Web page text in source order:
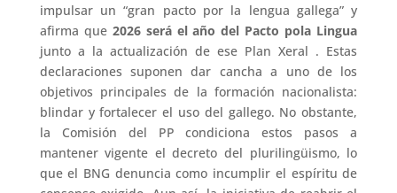
impulsar un “gran pacto por la lengua gallega” y
afirma que 2026 será el año del Pacto pola Lingua
junto a la actualización de ese Plan Xeral . Estas
declaraciones suponen dar cancha a uno de los
objetivos principales de la formación nacionalista:
blindar y fortalecer el uso del gallego. No obstante,
la Comisión del PP condiciona estos pasos a
mantener vigente el decreto del plurilingüismo, lo
que el BNG denuncia como incumplir el espíritu de